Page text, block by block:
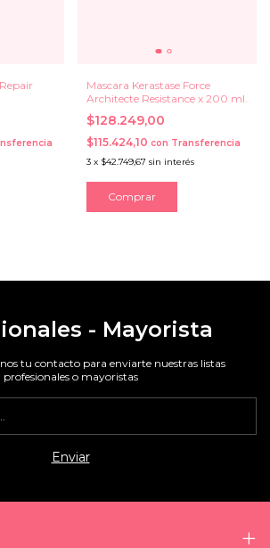
Mascara Kerastase Force
Architecte Resistance x 200 ml.
$128.249,00
$115.424,10 con Transferencia
3 x $42.749,67 sin interés
- Mayorista
tu contacto para enviarte nuestras listas
profesionales o mayoristas